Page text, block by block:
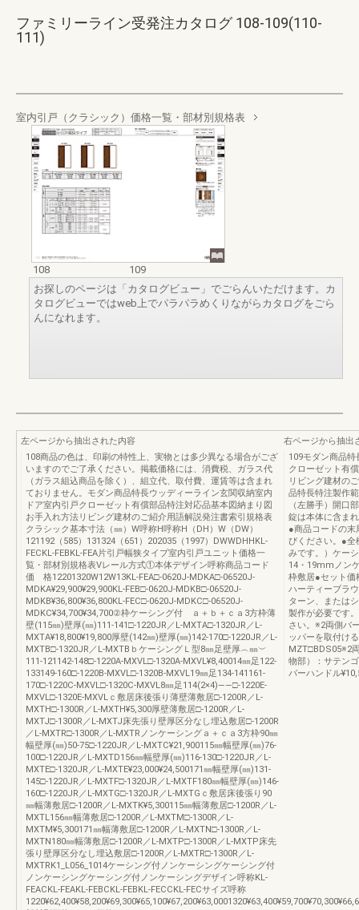
ファミリーライン受発注カタログ 108-109(110-
111)
室内引戸（クラシック）価格一覧・部材別規格表
108
109
お探しのページは「カタログビュー」でごらんいただけます。カ
タログビューではweb上でパラパラめくりながらカタログをごら
んになれます。
左ページから抽出された内容
108商品の色は、印刷の特性上、実物とは多少異なる場合がござ
いますのでご了承ください。掲載価格には、消費税、ガラス代
（ガラス組込商品を除く）、組立代、取付費、運賃等は含まれ
ておりません。モダン商品特長ウッディーライン玄関収納室内
ドア室内引戸クローゼット有償部品特注対応品基本図納まり図
お手入れ方法リビング建材のご紹介用語解説発注書索引規格表
クラシック基本寸法（㎜）W呼称H呼称H（DH）W（DW）
121192（585）131324（651）202035（1997）DWWDHHKL-
FECKL-FEBKL-FEA片引戸幅狭タイプ室内引戸ユニット価格一
覧・部材別規格表Vレール方式①本体デザイン呼称商品コード
価 格12201320W12W13KL-FEA□-0620J-MDKA□-06520J-
MDKA¥29,900¥29,900KL-FEB□-0620J-MDKB□-06520J-
MDKB¥36,800¥36,800KL-FEC□-0620J-MDKC□-06520J-
MDKC¥34,700¥34,700②枠ケーシング付 ａ＋ｂ＋ｃａ3方枠薄
壁(115㎜)壁厚(㎜)111-141□-1220JR／L-MXTA□-1320JR／L-
MXTA¥18,800¥19,800厚壁(142㎜)壁厚(㎜)142-170□-1220JR／L-
MXTB□-1320JR／L-MXTBｂケーシングＬ型8㎜足壁厚︵㎜︶
111-121142-148□-1220A-MXVL□-1320A-MXVL¥8,40014㎜足122-
133149-160□-1220B-MXVL□-1320B-MXVL19㎜足134-141161-
170□-1220C-MXVL□-1320C-MXVL8㎜足114(2×4)――□-1220E-
MXVL□-1320E-MXVLｃ敷居床後張り薄壁薄敷居□-1200R／L-
MXTH□-1300R／L-MXTH¥5,300厚壁薄敷居□-1200R／L-
MXTJ□-1300R／L-MXTJ床先張り壁厚区分なし埋込敷居□-1200R
／L-MXTR□-1300R／L-MXTRノンケーシングａ＋ｃａ3方枠90㎜
幅壁厚(㎜)50-75□-1220JR／L-MXTC¥21,900115㎜幅壁厚(㎜)76-
100□-1220JR／L-MXTD156㎜幅壁厚(㎜)116-130□-1220JR／L-
MXTE□-1320JR／L-MXTE¥23,000¥24,500171㎜幅壁厚(㎜)131-
145□-1220JR／L-MXTF□-1320JR／L-MXTF180㎜幅壁厚(㎜)146-
160□-1220JR／L-MXTG□-1320JR／L-MXTGｃ敷居床後張り90
㎜幅薄敷居□-1200R／L-MXTK¥5,300115㎜幅薄敷居□-1200R／L-
MXTL156㎜幅薄敷居□-1200R／L-MXTM□-1300R／L-
MXTM¥5,300171㎜幅薄敷居□-1200R／L-MXTN□-1300R／L-
MXTN180㎜幅薄敷居□-1200R／L-MXTP□-1300R／L-MXTP床先
張り壁厚区分なし埋込敷居□-1200R／L-MXTR□-1300R／L-
MXTRK1_L056_1014ケーシング付ノンケーシングケーシング付
ノンケーシングケーシング付ノンケーシングデザイン呼称KL-
FEACKL-FEAKL-FEBCKL-FEBKL-FECCKL-FECサイズ呼称
右ページから抽出
109モダン商品
クローゼット有
リビング建材の
品特長特注製作
（左勝手）開口
錠は本体に含ま
●商品コードの末
びください。●全
みです。）ケー
14・19mmノン
枠敷居●セット価
ハーティーブラ
ターン、または
製作が必要です
さい。※2両側バ
ッパーを取付け
MZT□BDS05※2
物部）：サテン
バーハンドル